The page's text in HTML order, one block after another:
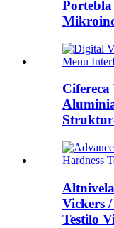
Vickers
Testilo